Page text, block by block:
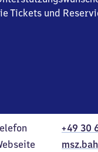
Tickets und
+49 30